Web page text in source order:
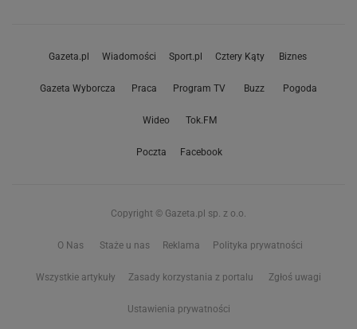
Gazeta.pl Wiadomości Sport.pl Cztery Kąty Biznes
Gazeta Wyborcza Praca Program TV Buzz Pogoda
Wideo Tok.FM
Poczta Facebook
Copyright © Gazeta.pl sp. z o.o.
O Nas Staże u nas Reklama Polityka prywatności
Wszystkie artykuły Zasady korzystania z portalu Zgłoś uwagi
Ustawienia prywatności